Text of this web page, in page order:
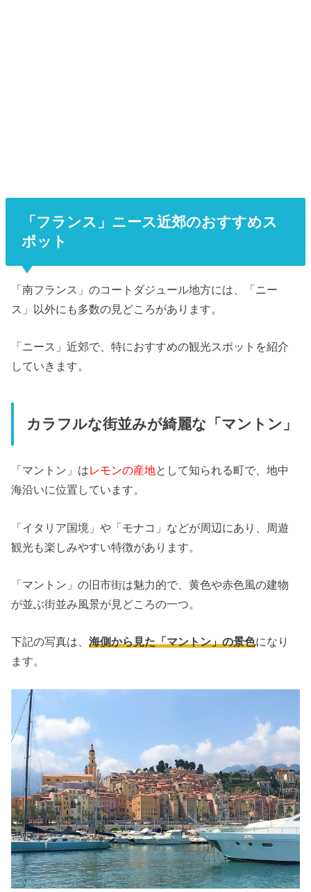
「フランス」ニース近郊のおすすめス
ポット
「南フランス」のコートダジュール地方には、「ニー
ス」以外にも多数の見どころがあります。
「ニース」近郊で、特におすすめの観光スポットを紹介
していきます。
カラフルな街並みが綺麗な「マントン」
「マントン」はレモンの産地として知られる町で、地中
海沿いに位置しています。
「イタリア国境」や「モナコ」などが周辺にあり、周遊
観光も楽しみやすい特徴があります。
「マントン」の旧市街は魅力的で、黄色や赤色風の建物
が並ぶ街並み風景が見どころの一つ。
下記の写真は、海側から見た「マントン」の景色になり
ます。